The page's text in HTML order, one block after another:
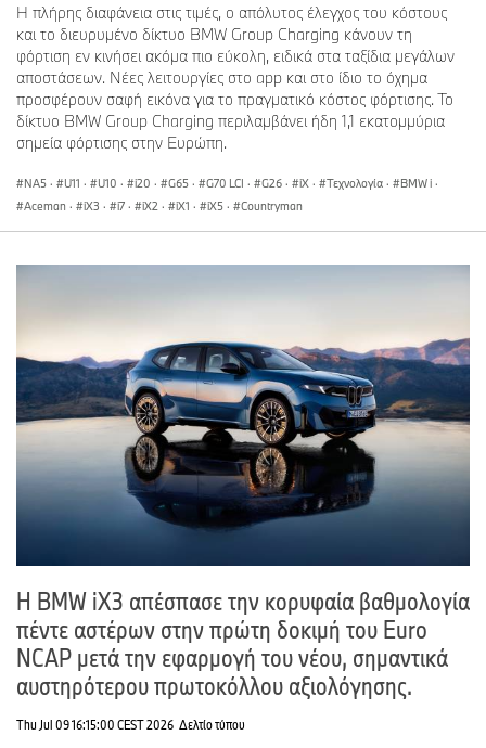
Η πλήρης διαφάνεια στις τιμές, ο απόλυτος έλεγχος του κόστους
και το διευρυμένο δίκτυο BMW Group Charging κάνουν τη
φόρτιση εν κινήσει ακόμα πιο εύκολη, ειδικά στα ταξίδια μεγάλων
αποστάσεων. Νέες λειτουργίες στο app και στο ίδιο το όχημα
προσφέρουν σαφή εικόνα για το πραγματικό κόστος φόρτισης. Το
δίκτυο BMW Group Charging περιλαμβάνει ήδη 1,1 εκατομμύρια
σημεία φόρτισης στην Ευρώπη.
NA5 · U11 · U10 · i20 · G65 · G70 LCI · G26 · iX · Τεχνολογία · BMW i ·
Aceman · iX3 · i7 · iX2 · iX1 · iX5 · Countryman
Η BMW iX3 απέσπασε την κορυφαία βαθμολογία
πέντε αστέρων στην πρώτη δοκιμή του Euro
NCAP μετά την εφαρμογή του νέου, σημαντικά
αυστηρότερου πρωτοκόλλου αξιολόγησης.
Thu Jul 09 16:15:00 CEST 2026 Δελτίο τύπου